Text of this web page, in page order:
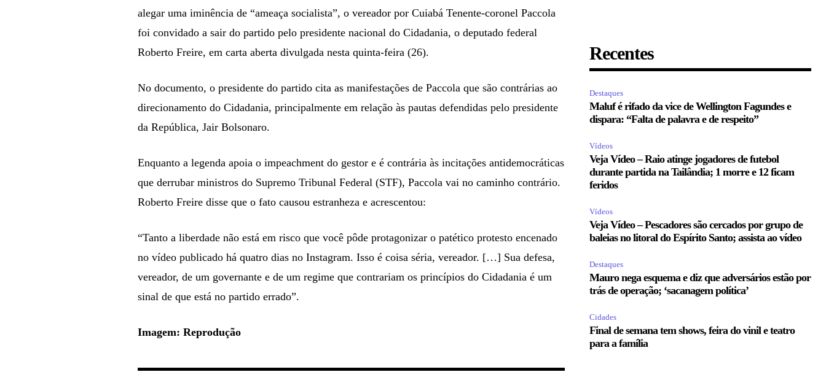
alegar uma iminência de “ameaça socialista”, o vereador por Cuiabá Tenente-coronel Paccola
foi convidado a sair do partido pelo presidente nacional do Cidadania, o deputado federal
Roberto Freire, em carta aberta divulgada nesta quinta-feira (26).
No documento, o presidente do partido cita as manifestações de Paccola que são contrárias ao
direcionamento do Cidadania, principalmente em relação às pautas defendidas pelo presidente
da República, Jair Bolsonaro.
Enquanto a legenda apoia o impeachment do gestor e é contrária às incitações antidemocráticas
que derrubar ministros do Supremo Tribunal Federal (STF), Paccola vai no caminho contrário.
Roberto Freire disse que o fato causou estranheza e acrescentou:
“Tanto a liberdade não está em risco que você pôde protagonizar o patético protesto encenado
no vídeo publicado há quatro dias no Instagram. Isso é coisa séria, vereador. […] Sua defesa,
vereador, de um governante e de um regime que contrariam os princípios do Cidadania é um
sinal de que está no partido errado”.
Imagem: Reprodução
Recentes
Destaques
Maluf é rifado da vice de Wellington Fagundes e
dispara: “Falta de palavra e de respeito”
Vídeos
Veja Vídeo – Raio atinge jogadores de futebol
durante partida na Tailândia; 1 morre e 12 ficam
feridos
Vídeos
Veja Vídeo – Pescadores são cercados por grupo de
baleias no litoral do Espírito Santo; assista ao vídeo
Destaques
Mauro nega esquema e diz que adversários estão por
trás de operação; ‘sacanagem política’
Cidades
Final de semana tem shows, feira do vinil e teatro
para a família